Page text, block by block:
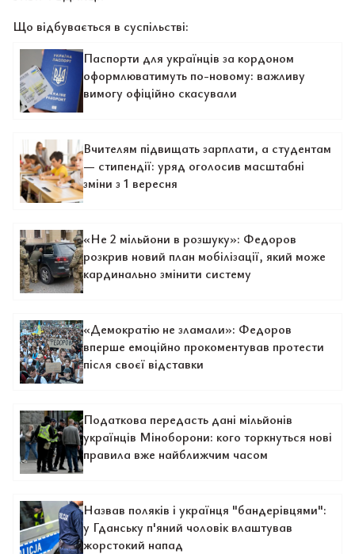
Що відбувається в суспільстві:
Паспорти для українців за кордоном
оформлюватимуть по-новому: важливу
вимогу офіційно скасували
Вчителям підвищать зарплати, а студентам
— стипендії: уряд оголосив масштабні
зміни з 1 вересня
«Не 2 мільйони в розшуку»: Федоров
розкрив новий план мобілізації, який може
кардинально змінити систему
«Демократію не зламали»: Федоров
вперше емоційно прокоментував протести
після своєї відставки
Податкова передасть дані мільйонів
українців Міноборони: кого торкнуться нові
правила вже найближчим часом
Назвав поляків і українця "бандерівцями":
у Гданську п'яний чоловік влаштував
жорстокий напад